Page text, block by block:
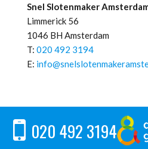
Snel Slotenmaker
Limmerick 56
1046 BH Amsterdam
T: 020 492 3194
E:
020 492 3194